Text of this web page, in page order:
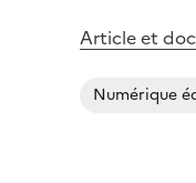
Article et
Numérique